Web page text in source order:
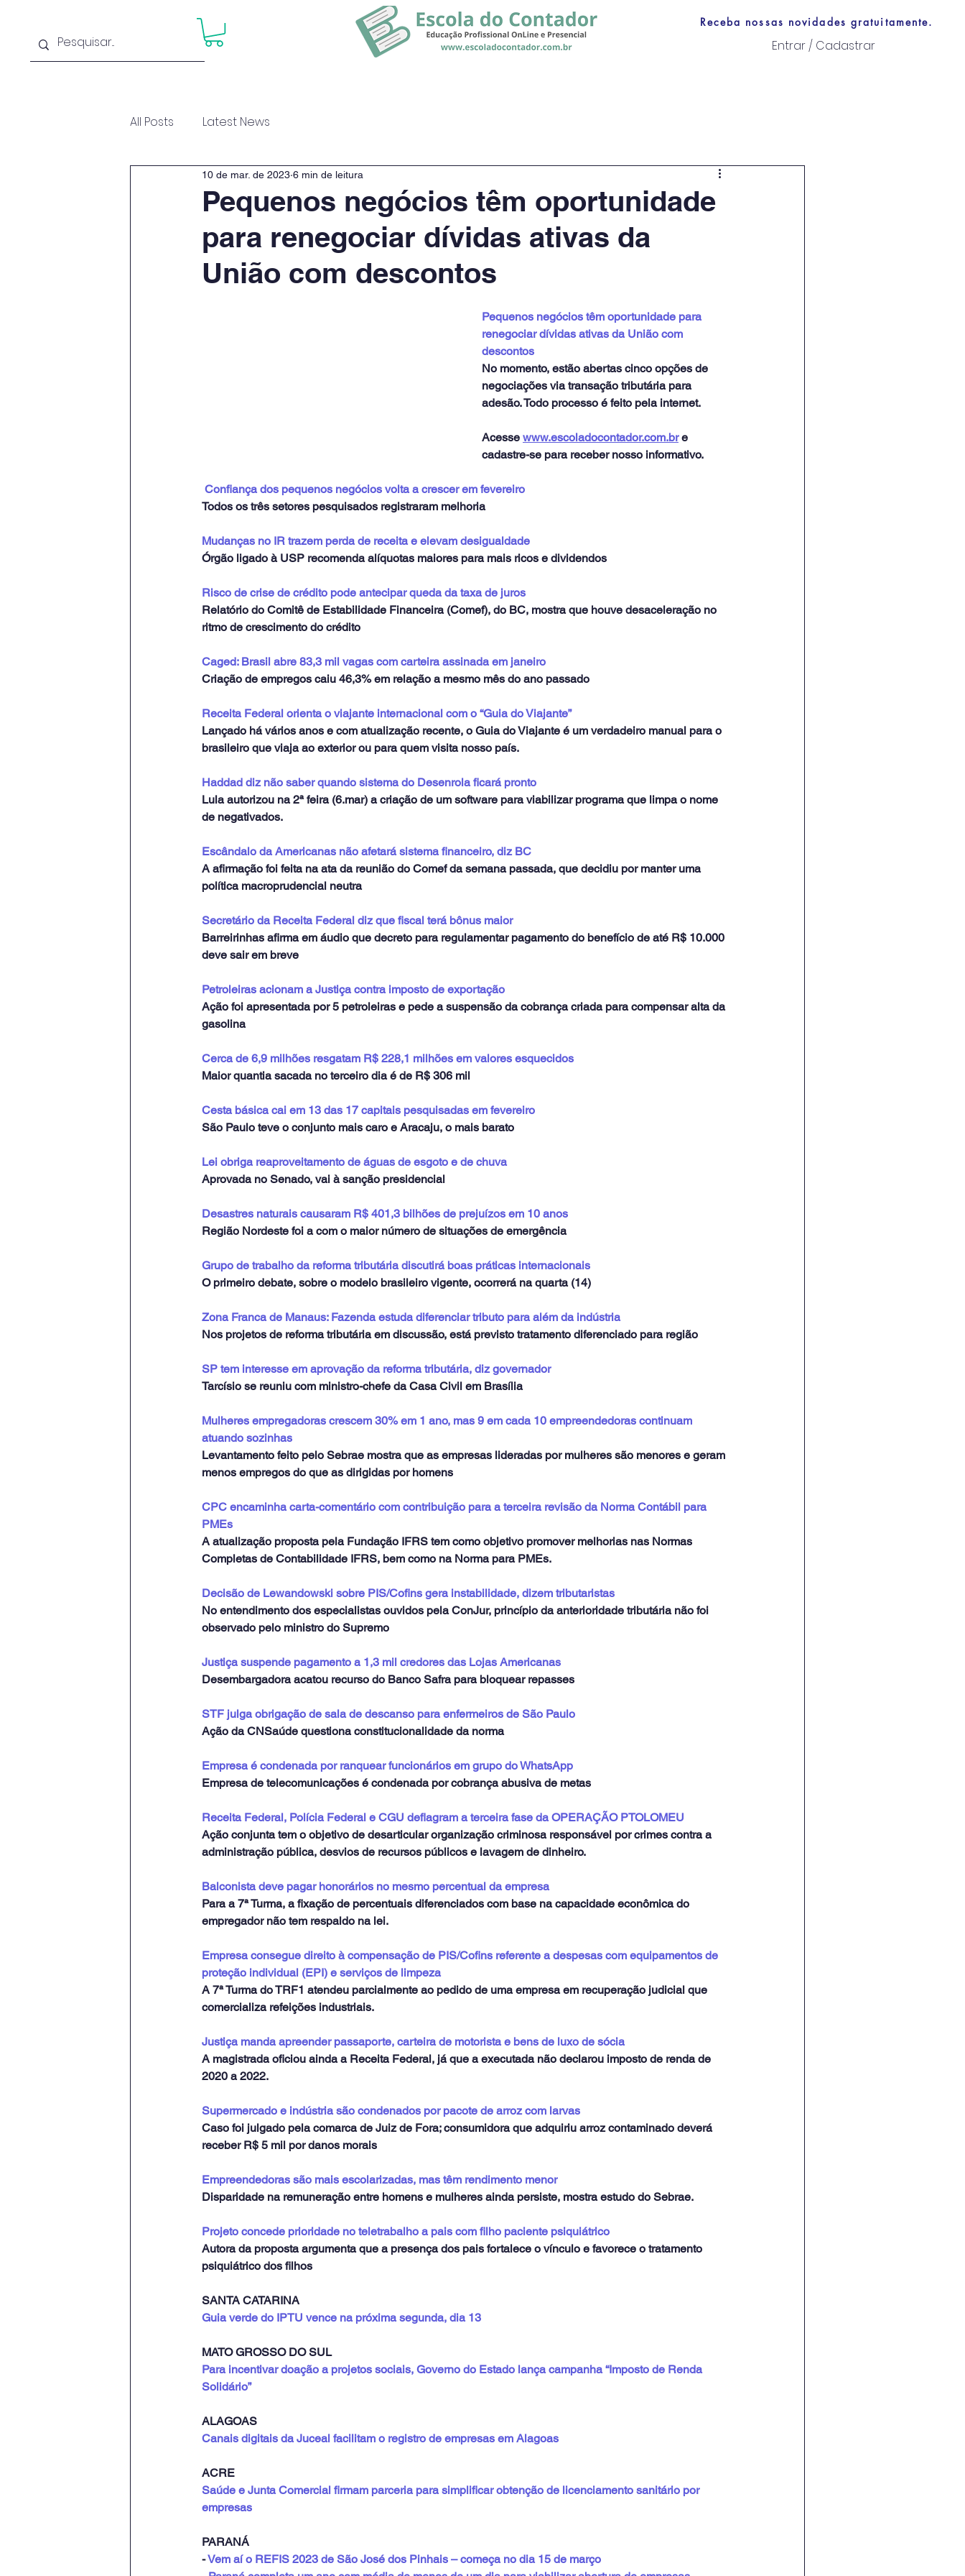
Receba nossas novidades gratuitamente.
Entrar / Cadastrar
All Posts Latest News
Pequenos negócios têm oportunidade
para renegociar dívidas ativas da
União com descontos
10 de mar. de 2023 6 min de leitura
Pequenos negócios têm oportunidade para
renegociar dívidas ativas da União com
descontos
No momento, estão abertas cinco opções de
negociações via transação tributária para
adesão. Todo processo é feito pela internet.
Acesse www.escoladocontador.com.br e
cadastre-se para receber nosso informativo.
Confiança dos pequenos negócios volta a crescer em fevereiro
Todos os três setores pesquisados registraram melhoria
Mudanças no IR trazem perda de receita e elevam desigualdade
Órgão ligado à USP recomenda alíquotas maiores para mais ricos e dividendos
Risco de crise de crédito pode antecipar queda da taxa de juros
Relatório do Comitê de Estabilidade Financeira (Comef), do BC, mostra que houve desaceleração no
ritmo de crescimento do crédito
Caged: Brasil abre 83,3 mil vagas com carteira assinada em janeiro
Criação de empregos caiu 46,3% em relação a mesmo mês do ano passado
Receita Federal orienta o viajante internacional com o “Guia do Viajante”
Lançado há vários anos e com atualização recente, o Guia do Viajante é um verdadeiro manual para o
brasileiro que viaja ao exterior ou para quem visita nosso país.
Haddad diz não saber quando sistema do Desenrola ficará pronto
Lula autorizou na 2ª feira (6.mar) a criação de um software para viabilizar programa que limpa o nome
de negativados.
Escândalo da Americanas não afetará sistema financeiro, diz BC
A afirmação foi feita na ata da reunião do Comef da semana passada, que decidiu por manter uma
política macroprudencial neutra
Secretário da Receita Federal diz que fiscal terá bônus maior
Barreirinhas afirma em áudio que decreto para regulamentar pagamento do benefício de até R$ 10.000
deve sair em breve
Petroleiras acionam a Justiça contra imposto de exportação
Ação foi apresentada por 5 petroleiras e pede a suspensão da cobrança criada para compensar alta da
gasolina
Cerca de 6,9 milhões resgatam R$ 228,1 milhões em valores esquecidos
Maior quantia sacada no terceiro dia é de R$ 306 mil
Cesta básica cai em 13 das 17 capitais pesquisadas em fevereiro
São Paulo teve o conjunto mais caro e Aracaju, o mais barato
Lei obriga reaproveitamento de águas de esgoto e de chuva
Aprovada no Senado, vai à sanção presidencial
Desastres naturais causaram R$ 401,3 bilhões de prejuízos em 10 anos
Região Nordeste foi a com o maior número de situações de emergência
Grupo de trabalho da reforma tributária discutirá boas práticas internacionais
O primeiro debate, sobre o modelo brasileiro vigente, ocorrerá na quarta (14)
Zona Franca de Manaus: Fazenda estuda diferenciar tributo para além da indústria
Nos projetos de reforma tributária em discussão, está previsto tratamento diferenciado para região
SP tem interesse em aprovação da reforma tributária, diz governador
Tarcísio se reuniu com ministro-chefe da Casa Civil em Brasília
Mulheres empregadoras crescem 30% em 1 ano, mas 9 em cada 10 empreendedoras continuam
atuando sozinhas
Levantamento feito pelo Sebrae mostra que as empresas lideradas por mulheres são menores e geram
menos empregos do que as dirigidas por homens
CPC encaminha carta-comentário com contribuição para a terceira revisão da Norma Contábil para
PMEs
A atualização proposta pela Fundação IFRS tem como objetivo promover melhorias nas Normas
Completas de Contabilidade IFRS, bem como na Norma para PMEs.
Decisão de Lewandowski sobre PIS/Cofins gera instabilidade, dizem tributaristas
No entendimento dos especialistas ouvidos pela ConJur, princípio da anterioridade tributária não foi
observado pelo ministro do Supremo
Justiça suspende pagamento a 1,3 mil credores das Lojas Americanas
Desembargadora acatou recurso do Banco Safra para bloquear repasses
STF julga obrigação de sala de descanso para enfermeiros de São Paulo
Ação da CNSaúde questiona constitucionalidade da norma
Empresa é condenada por ranquear funcionários em grupo do WhatsApp
Empresa de telecomunicações é condenada por cobrança abusiva de metas
Receita Federal, Polícia Federal e CGU deflagram a terceira fase da OPERAÇÃO PTOLOMEU
Ação conjunta tem o objetivo de desarticular organização criminosa responsável por crimes contra a
administração pública, desvios de recursos públicos e lavagem de dinheiro.
Balconista deve pagar honorários no mesmo percentual da empresa
Para a 7ª Turma, a fixação de percentuais diferenciados com base na capacidade econômica do
empregador não tem respaldo na lei.
Empresa consegue direito à compensação de PIS/Cofins referente a despesas com equipamentos de
proteção individual (EPI) e serviços de limpeza
A 7ª Turma do TRF1 atendeu parcialmente ao pedido de uma empresa em recuperação judicial que
comercializa refeições industriais.
Justiça manda apreender passaporte, carteira de motorista e bens de luxo de sócia
A magistrada oficiou ainda a Receita Federal, já que a executada não declarou imposto de renda de
2020 a 2022.
Supermercado e indústria são condenados por pacote de arroz com larvas
Caso foi julgado pela comarca de Juiz de Fora; consumidora que adquiriu arroz contaminado deverá
receber R$ 5 mil por danos morais
Empreendedoras são mais escolarizadas, mas têm rendimento menor
Disparidade na remuneração entre homens e mulheres ainda persiste, mostra estudo do Sebrae.
Projeto concede prioridade no teletrabalho a pais com filho paciente psiquiátrico
Autora da proposta argumenta que a presença dos pais fortalece o vínculo e favorece o tratamento
psiquiátrico dos filhos
SANTA CATARINA
Guia verde do IPTU vence na próxima segunda, dia 13
MATO GROSSO DO SUL
Para incentivar doação a projetos sociais, Governo do Estado lança campanha “Imposto de Renda
Solidário”
ALAGOAS
Canais digitais da Juceal facilitam o registro de empresas em Alagoas
ACRE
Saúde e Junta Comercial firmam parceria para simplificar obtenção de licenciamento sanitário por
empresas
PARANÁ
- Vem aí o REFIS 2023 de São José dos Pinhais – começa no dia 15 de março